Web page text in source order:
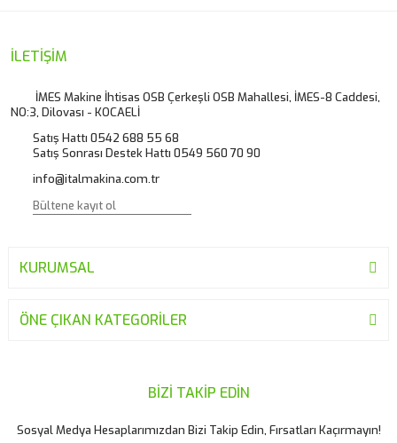
Ürün resmi kalitesiz, bozuk veya görüntülenemiyor.
Ürün bilgilerinde hatalar bulunuyor.
Ürün fiyatı diğer sitelerden daha pahalı.
Bu ürüne benzer farklı alternatifler olmalı.
İLETİŞİM
İMES Makine İhtisas OSB Çerkeşli OSB Mahallesi, İMES-8 Caddesi,
NO:3, Dilovası - KOCAELİ
Satış Hattı 0542 688 55 68
Satış Sonrası Destek Hattı 0549 560 70 90
info@italmakina.com.tr
KURUMSAL
ÖNE ÇIKAN KATEGORİLER
BİZİ TAKİP EDİN
Sosyal Medya Hesaplarımızdan Bizi Takip Edin, Fırsatları Kaçırmayın!